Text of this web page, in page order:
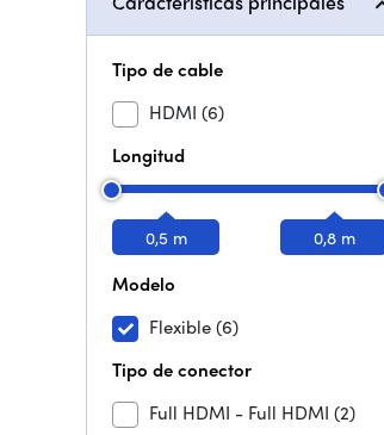
Tipo de cable
HDMI (6)
Longitud
0,5 m 0,8 m
Modelo
Flexible(6)
Tipo de conector
Full HDMI - Full HDMI (2)